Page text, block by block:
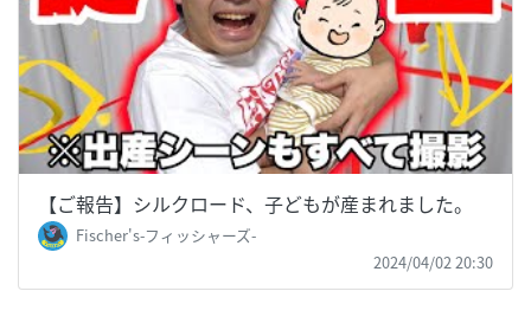
【ご報告】シルクロード、子どもが産まれました。
Fischer's-フィッシャーズ-
2024/04/02 20:30